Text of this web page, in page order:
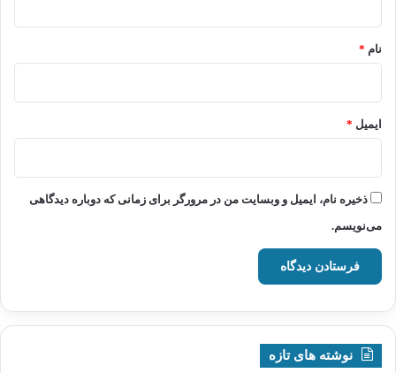
نام *
ایمیل *
ذخیره نام، ایمیل و وبسایت من در مرورگر برای زمانی که دوباره دیدگاهی
می‌نویسم.
نوشته های تازه